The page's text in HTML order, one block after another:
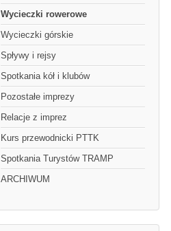
Wycieczki rowerowe
Wycieczki górskie
Spływy i rejsy
Spotkania kół i klubów
Pozostałe imprezy
Relacje z imprez
Kurs przewodnicki PTTK
Spotkania Turystów TRAMP
ARCHIWUM